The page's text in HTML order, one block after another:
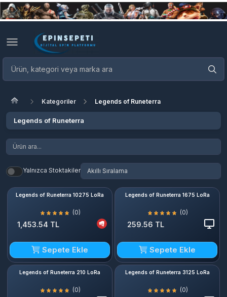
Kategoriler Legends of Runeterra
Legends of Runeterra
Yalnızca Stoktakiler
Legends of Runeterra 10275 LoRa
(0)
1,453.54 TL
Sepete Ekle
Legends of Runeterra 1675 LoRa
(0)
259.56 TL
Sepete Ekle
Legends of Runeterra 210 LoRa
(0)
Legends of Runeterra 3125 LoRa
(0)